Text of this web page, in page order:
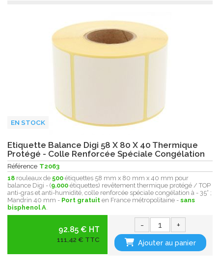
EN STOCK
Etiquette Balance Digi 58 X 80 X 40 Thermique
Protégé - Colle Renforcée Spéciale Congélation
Référence T2063
18 rouleaux de 500 étiquettes 58 mm x 80 mm x 40 mm pour
balance Digi - (9.000 étiquettes) revêtement thermique protégé / TOP
anti-gras et anti-humidité, colle renforcée spéciale congélation à - 35° ;
Mandrin 40 mm - Port gratuit en France métropolitaine - sans
bisphenol A.
92.85 € HT
111,42 € TTC
- +
Ajouter au panier